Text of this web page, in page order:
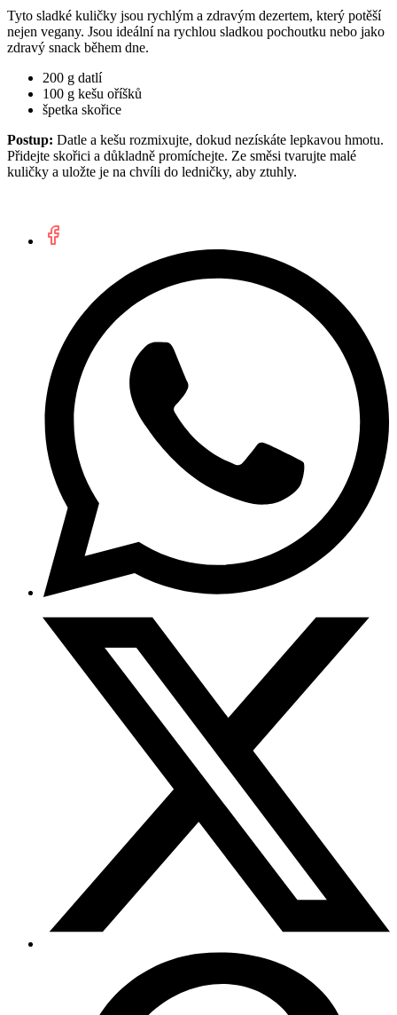
Tyto sladké kuličky jsou rychlým a zdravým dezertem, který potěší
nejen vegany. Jsou ideální na rychlou sladkou pochoutku nebo jako
zdravý snack během dne.
200 g datlí
100 g kešu oříšků
špetka skořice
Postup: Datle a kešu rozmixujte, dokud nezískáte lepkavou hmotu.
Přidejte skořici a důkladně promíchejte. Ze směsi tvarujte malé
kuličky a uložte je na chvíli do ledničky, aby ztuhly.